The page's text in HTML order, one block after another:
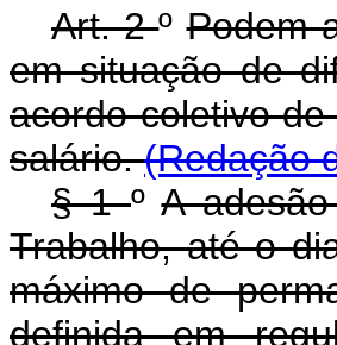
Art. 2ºPodem
em situação de
acordo coletivo
salário.(Redação
§ 1ºA
Trabalho, até o
máximo de
definida em